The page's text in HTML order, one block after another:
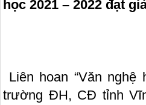
học 2021 – 2022 đạt
Liên hoan “Văn
trường ĐH, CĐ tỉnh